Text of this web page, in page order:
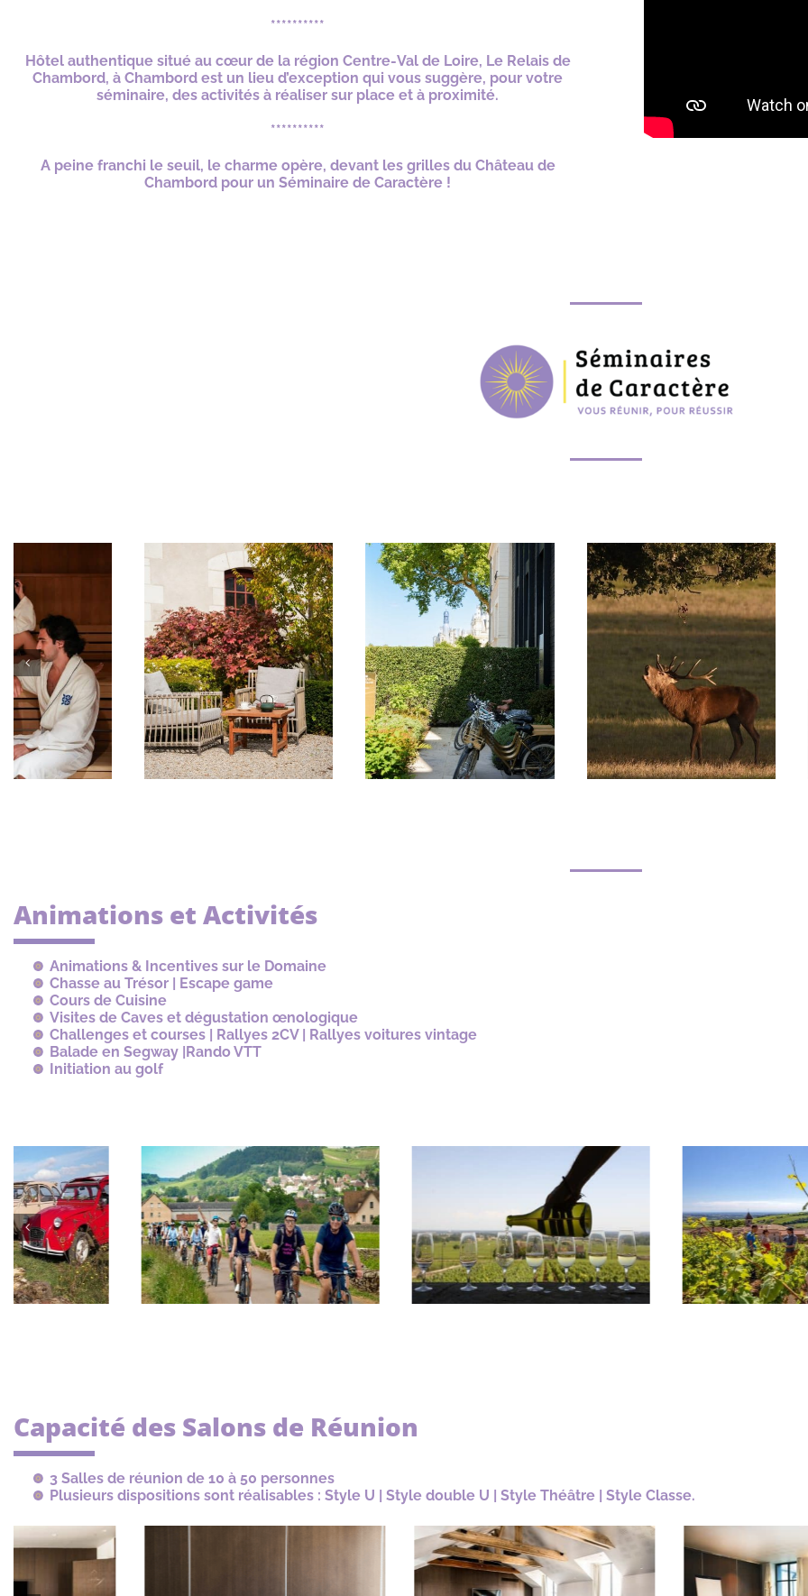
**********
Hôtel authentique situé au cœur de la région Centre-Val de Loire, Le Relais de
Chambord, à Chambord est un lieu d’exception qui vous suggère, pour votre
séminaire, des activités à réaliser sur place et à proximité.
**********
A peine franchi le seuil, le charme opère, devant les grilles du Château de
Chambord pour un Séminaire de Caractère !
Animations et Activités
Animations & Incentives sur le Domaine
Chasse au Trésor | Escape game
Cours de Cuisine
Visites de Caves et dégustation œnologique
Challenges et courses | Rallyes 2CV | Rallyes voitures vintage
Balade en Segway |Rando VTT
Initiation au golf
Capacité des Salons de Réunion
3 Salles de réunion de 10 à 50 personnes
Plusieurs dispositions sont réalisables : Style U | Style double U | Style Théâtre | Style Classe.